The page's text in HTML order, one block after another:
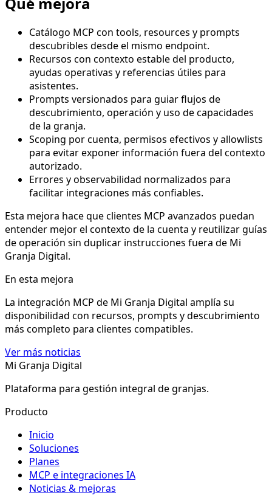
Catálogo MCP con tools, resources y prompts
descubribles desde el mismo endpoint.
Recursos con contexto estable del producto,
ayudas operativas y referencias útiles para
asistentes.
Prompts versionados para guiar flujos de
descubrimiento, operación y uso de capacidades
de la granja.
Scoping por cuenta, permisos efectivos y allowlists
para evitar exponer información fuera del contexto
autorizado.
Errores y observabilidad normalizados para
facilitar integraciones más confiables.
Esta mejora hace que clientes MCP avanzados puedan
entender mejor el contexto de la cuenta y reutilizar guías
de operación sin duplicar instrucciones fuera de Mi
Granja Digital.
En esta mejora
La integración MCP de Mi Granja Digital amplía su
disponibilidad con recursos, prompts y descubrimiento
más completo para clientes compatibles.
Ver más noticias
Mi Granja Digital
Plataforma para gestión integral de granjas.
Producto
Inicio
Soluciones
Planes
MCP e integraciones IA
Noticias & mejoras